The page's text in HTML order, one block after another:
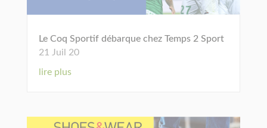
Le Coq Sportif débarque chez Temps 2 Sport
21 Juil 20
lire plus